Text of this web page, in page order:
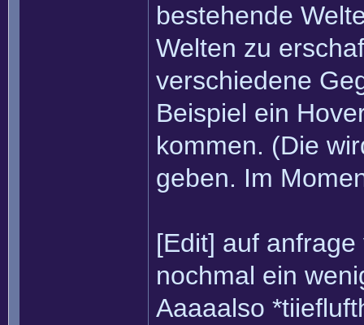
bestehende
Welten zu
verschiedene
Beispiel ein
kommen. (Die
geben. Im
[Edit] auf
nochmal ein
Aaaaalso